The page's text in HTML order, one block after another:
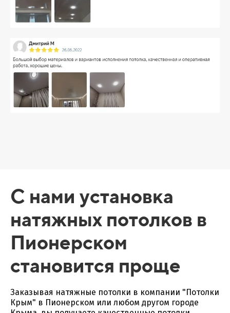
С нами установка
натяжных потолков в
Пионерском
становится проще
Заказывая натяжные потолки в компании "Потолки
Крым" в Пионерском или любом другом городе